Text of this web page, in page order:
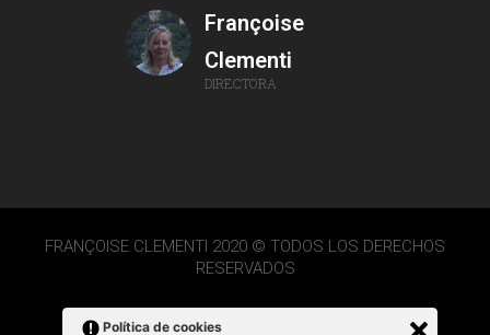
Política de cookies
Françoise
Clementi
DIRECTORA
FRANÇOISE CLEMENTI 2020 © TODOS LOS DERECHOS
RESERVADOS